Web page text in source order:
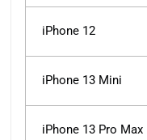
iPhone 12
iPhone 13 Mini
iPhone 13 Pro Max